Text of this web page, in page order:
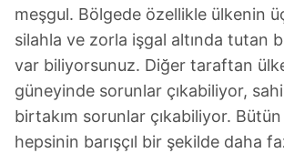
meşgul. Bölgede özellikle ülkenin
silahla ve zorla işgal altında tutan
var biliyorsunuz. Diğer taraftan
güneyinde sorunlar çıkabiliyor,
birtakım sorunlar çıkabiliyor. Bütün
hepsinin barışçıl bir şekilde daha